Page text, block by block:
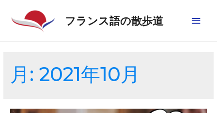
フランス語の散歩道
月:2021年10月